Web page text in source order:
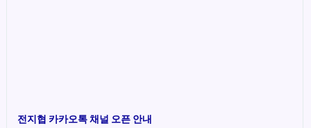
전지협 카카오톡 채널 오픈 안내